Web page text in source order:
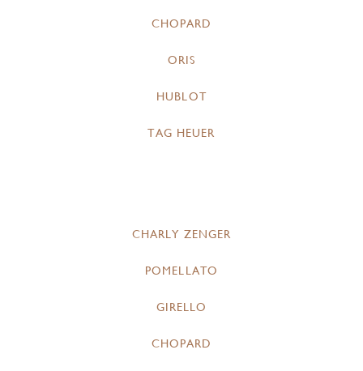
CHOPARD
ORIS
HUBLOT
TAG HEUER
CHARLY ZENGER
POMELLATO
GIRELLO
CHOPARD